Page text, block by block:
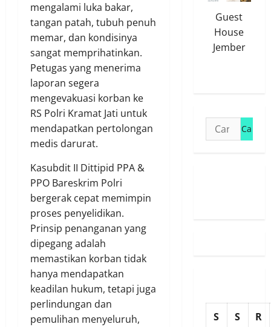
mengalami luka bakar,
tangan patah, tubuh penuh
memar, dan kondisinya
sangat memprihatinkan.
Petugas yang menerima
laporan segera
mengevakuasi korban ke
RS Polri Kramat Jati untuk
mendapatkan pertolongan
medis darurat.
Kasubdit II Dittipid PPA &
PPO Bareskrim Polri
bergerak cepat memimpin
proses penyelidikan.
Prinsip penanganan yang
dipegang adalah
memastikan korban tidak
hanya mendapatkan
keadilan hukum, tetapi juga
perlindungan dan
pemulihan menyeluruh,
Guest
House
Jember
Cari
untuk:
S S
R